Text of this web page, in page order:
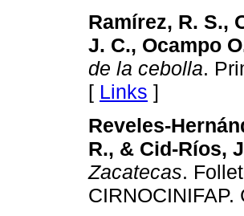
Ramírez, R. S.,
J. C., Ocampo
de la cebolla.
[ Links ]
Reveles-
R., & Cid-Ríos,
Zacatecas.